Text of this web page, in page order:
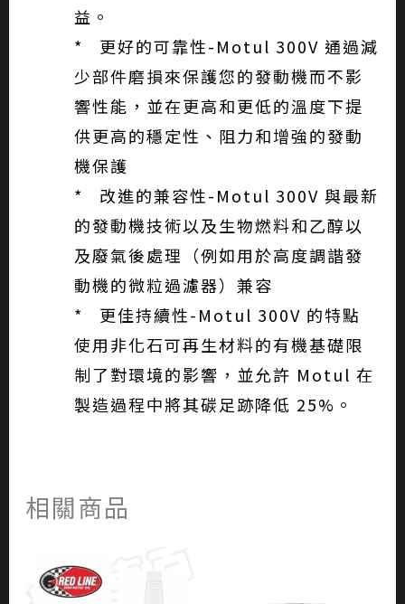
益。
* 更好的可靠性-Motul 300V 通過減
少部件磨損來保護您的發動機而不影
響性能，並在更高和更低的溫度下提
供更高的穩定性、阻力和增強的發動
機保護
* 改進的兼容性-Motul 300V 與最新
的發動機技術以及生物燃料和乙醇以
及廢氣後處理（例如用於高度調諧發
動機的微粒過濾器）兼容
* 更佳持續性-Motul 300V 的特點
使用非化石可再生材料的有機基礎限
制了對環境的影響，並允許 Motul 在
製造過程中將其碳足跡降低 25%。
相關商品